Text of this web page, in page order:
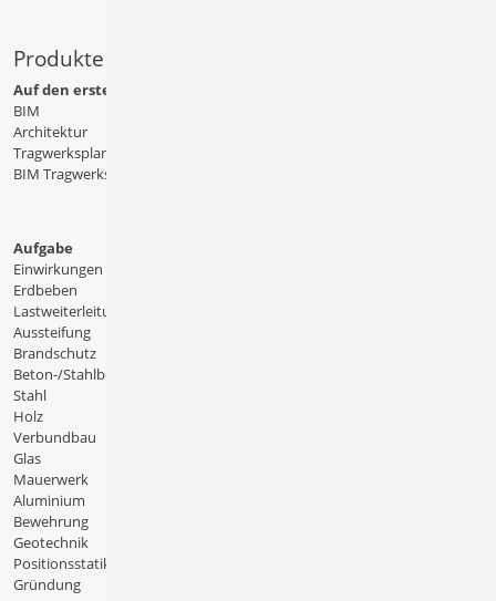
Produkte
Auf den ersten Blick
BIM
Architektur
Tragwerksplanung
BIM Tragwerksplanung
Aufgabe
Einwirkungen
Erdbeben
Lastweiterleitung
Aussteifung
Brandschutz
Beton-/Stahlbeton
Stahl
Holz
Verbundbau
Glas
Mauerwerk
Aluminium
Bewehrung
Geotechnik
Positionsstatik
Gründung